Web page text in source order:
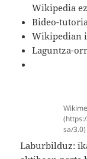
Wikipedia
Bideo-
Wikipedian
Laguntza-
sa/3.0)
Laburbilduz: